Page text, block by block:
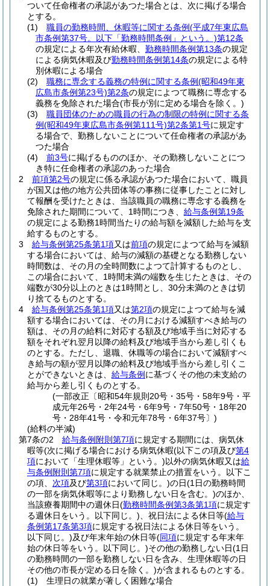
ついて任命権者の承認があつた場合とは、次に掲げる場合
とする。
(1)
職員の勤務時間、休暇等に関する条例(平成7年東広島
市条例第37号。以下「勤務時間条例」という。)第12条
の規定による年次有給休暇、 勤務時間条例第13条の規定
による病気休暇及び勤務時間条例第14条の規定による特
別休暇による場合
(2)
職務に専念する義務の特例に関する条例(昭和49年東
広島市条例第23号)第2条の規定によつて職務に専念する
義務を免除された場合(市長が別に定める場合を除く。)
(3)
職員団体のための職員の行為の制限の特例に関する条
例(昭和49年東広島市条例第111号)第2条第1号に規定す
る場合で、勤務しないことについて任命権者の承認があ
つた場合
(4)
前3号に掲げるもののほか、その勤務しないことにつ
き特に任命権者の承認のあった場合
2
前項第2号の規定に係る承認があつた場合において、職員
が国又は他の地方公共団体等の事務に従事したことに対し
て報酬を受けたときは、当該職員の職務に専念する義務を
免除された期間について、1時間につき、 給与条例第19条
の規定による勤務1時間当たりの給与額を減額した給与を支
給するものとする。
3
給与条例第25条第1項又は前項の規定によつて給与を減額
する場合においては、給与の減額の基礎となる勤務しない
時間数は、その月の全時間数によつて計算するものとし、
この場合において、1時間未満の端数を生じたときは、その
端数が30分以上のときは1時間とし、30分未満のときは切
り捨てるものとする。
4
給与条例第25条第1項又は第2項の規定によつて給与を減
額する場合においては、その月における減額すべき給与の
額は、その月の給料に対応する額及び地域手当に対応する
額をそれぞれ翌月以降の給料及び地域手当から差し引くも
のとする。 ただし、退職、休職等の場合において減額すべ
き給与の額が翌月以降の給料及び地域手当から差し引くこ
とができないときは、 給与条例 に基づくその他の未支給の
給与から差し引くものとする。
(一部改正〔昭和54年規則20号・35号・58年9号・平
成元年26号・2年24号・6年9号・7年50号・18年20
号・28年41号・令和元年78号・6年37号〕)
(給料の半減)
第7条の2
給与条例附則第7項に規定する期間には、病気休
暇等(次に掲げる場合における病気休暇(以下この項及び第4
項において「生理休暇等」という。)以外の病気休暇又は給
与条例附則第7項に規定する就業禁止の措置をいう。以下こ
の項、 次項及び第3項において同じ。)の日(1日の勤務時間
の一部を病気休暇等により勤務しない日を含む。)のほか、
当該療養期間中の週休日(勤務時間条例第3条第1項に規定す
る週休日をいう。以下同じ。) 、祝日法による休日等(給与
条例第17条第3項に規定する祝日法による休日等をいう。
以下同じ。)及び年末年始の休日等(同項に規定する年末年
始の休日等をいう。以下同じ。)その他の勤務しない日(1日
の勤務時間の一部を勤務しない日を含み、生理休暇等の日
その他の市長が定める日を除く。)が含まれるものとする。
(1)
生理日の就業が著しく困難な場合